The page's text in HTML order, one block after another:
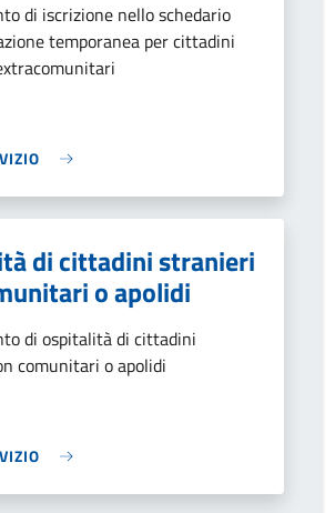
di iscrizione nello schedario
temporanea per cittadini
di cittadini stranieri
o apolidi
di ospitalità di cittadini
comunitari o apolidi